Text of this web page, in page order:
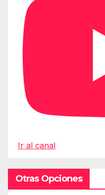
Ir al canal
Otras Opciones